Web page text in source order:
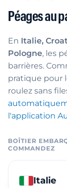
Péages au
En Italie,
Pologne, les
barrières.
pratique pour
roulez sans
l'application
BOÎTIER
COMMANDEZ
Italie